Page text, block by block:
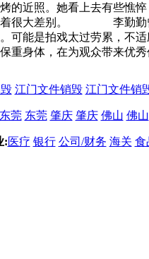
。她看上去有些憔悴，
着很大差别。 李勤勤
。可能是拍戏太过劳累
身体，在为观众带来优秀
江门文件销毁 江门文件销
东莞 东莞 肇庆 肇庆 佛山 佛山
: 医疗 银行 公司/财务 海关 食